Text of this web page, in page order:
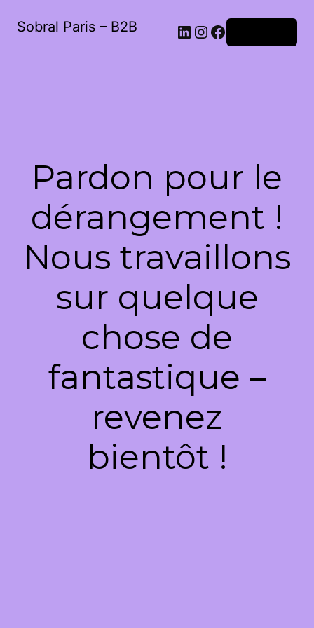
Sobral Paris – B2B LinkedIn
Instagram
Facebook
Pardon pour le
dérangement !
Nous travaillons
sur quelque
chose de
fantastique –
revenez
bientôt !